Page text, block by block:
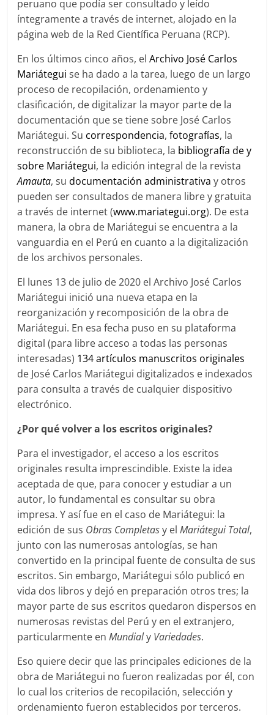
peruano que podía ser consultado y leído
íntegramente a través de internet, alojado en la
página web de la Red Científica Peruana (RCP).
En los últimos cinco años, elArchivo José Carlos
Mariátegui se ha dado a la tarea, luego de un largo
proceso de recopilación, ordenamiento y
clasificación, de digitalizar la mayor parte de la
documentación que se tiene sobre José Carlos
Mariátegui. Su correspondencia,fotografías, la
reconstrucción de su biblioteca, la bibliografía de y
sobre Mariátegui, la edición integral de la revista
Amauta, sudocumentación administrativa y otros
pueden ser consultados de manera libre y gratuita
a través de internet (www.mariategui.org). De esta
manera, la obra de Mariátegui se encuentra a la
vanguardia en el Perú en cuanto a la digitalización
de los archivos personales.
El lunes 13 de julio de 2020 el Archivo José Carlos
Mariátegui inició una nueva etapa en la
reorganización y recomposición de la obra de
Mariátegui. En esa fecha puso en su plataforma
digital (para libre acceso a todas las personas
interesadas) 134 artículos manuscritos originales
de José Carlos Mariátegui digitalizados e indexados
para consulta a través de cualquier dispositivo
electrónico.
¿Por qué volver a los escritos originales?
Para el investigador, el acceso a los escritos
originales resulta imprescindible. Existe la idea
aceptada de que, para conocer y estudiar a un
autor, lo fundamental es consultar su obra
impresa. Y así fue en el caso de Mariátegui: la
edición de sus Obras Completasy elMariátegui Total,
junto con las numerosas antologías, se han
convertido en la principal fuente de consulta de sus
escritos. Sin embargo, Mariátegui sólo publicó en
vida dos libros y dejó en preparación otros tres; la
mayor parte de sus escritos quedaron dispersos en
numerosas revistas del Perú y en el extranjero,
particularmente enMundialy Variedades.
Eso quiere decir que las principales ediciones de la
obra de Mariátegui no fueron realizadas por él, con
lo cual los criterios de recopilación, selección y
ordenamiento fueron establecidos por terceros.